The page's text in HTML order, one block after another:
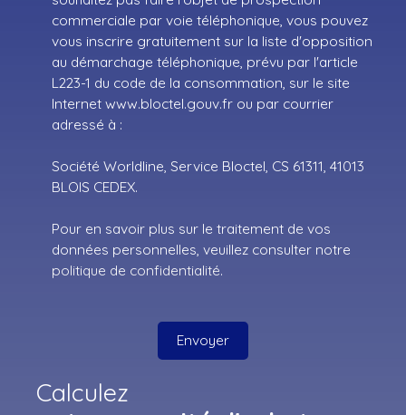
commerciale par voie téléphonique, vous pouvez
vous inscrire gratuitement sur la liste d'opposition
au démarchage téléphonique, prévu par l'article
L223-1 du code de la consommation, sur le site
Internet www.bloctel.gouv.fr ou par courrier
adressé à :
Société Worldline, Service Bloctel, CS 61311, 41013
BLOIS CEDEX.
Pour en savoir plus sur le traitement de vos
données personnelles, veuillez consulter notre
politique de confidentialité.
Envoyer
Calculez